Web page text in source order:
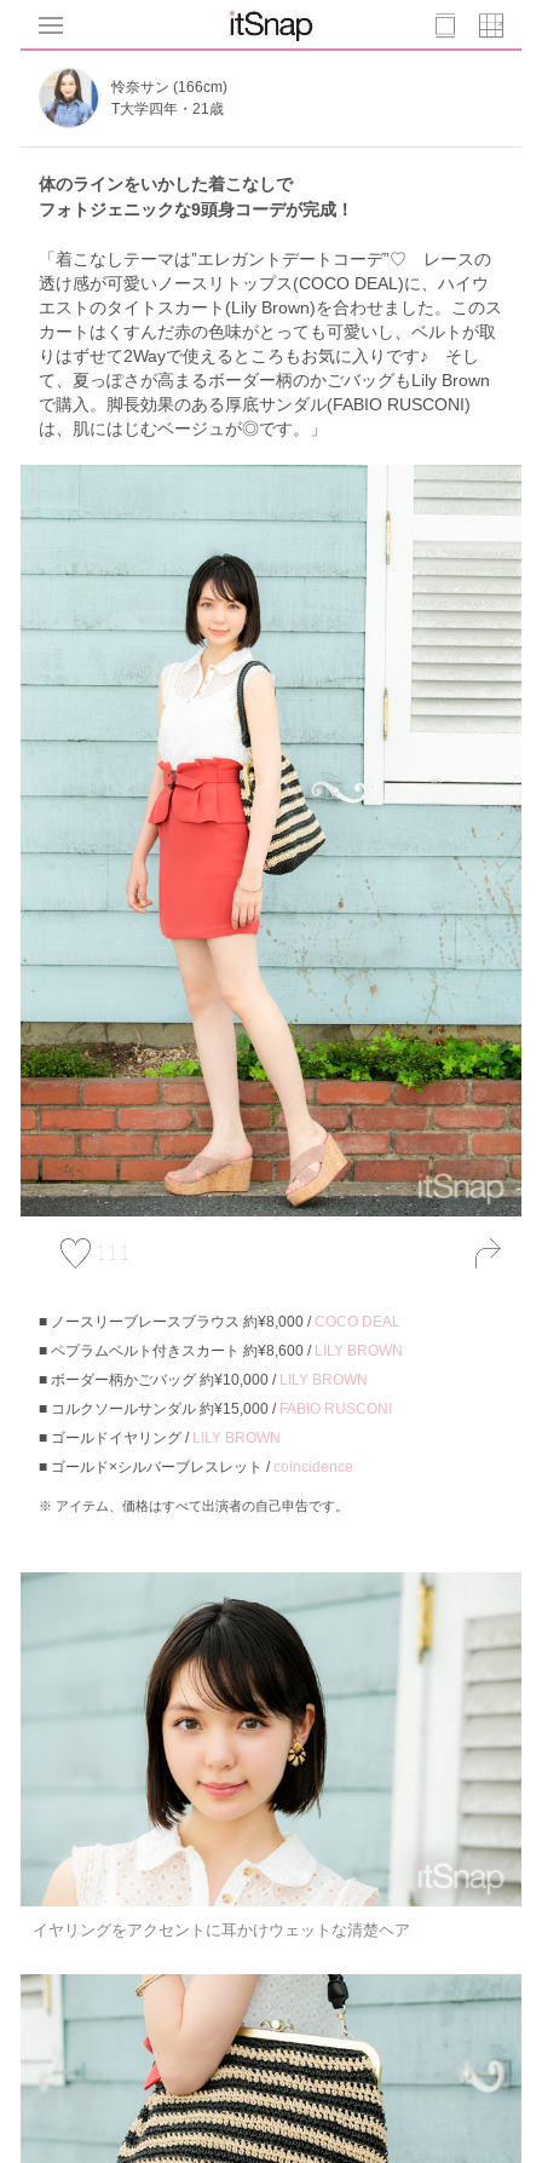
怜奈サン (166cm)
T大学四年・21歳
体のラインをいかした着こなしで
フォトジェニックな9頭身コーデが完成！
「着こなしテーマは”エレガントデートコーデ”♡ レースの
透け感が可愛いノースリトップス(COCO DEAL)に、ハイウ
エストのタイトスカート(Lily Brown)を合わせました。このス
カートはくすんだ赤の色味がとっても可愛いし、ベルトが取
りはずせて2Wayで使えるところもお気に入りです♪ そし
て、夏っぽさが高まるボーダー柄のかごバッグもLily Brown
で購入。脚長効果のある厚底サンダル(FABIO RUSCONI)
は、肌にはじむベージュが◎です。」
111
ノースリーブレースブラウス 約¥8,000 /COCO DEAL
ペプラムベルト付きスカート 約¥8,600 / LILY BROWN
ボーダー柄かごバッグ 約¥10,000 / LILY BROWN
コルクソールサンダル 約¥15,000 / FABIO RUSCONI
ゴールドイヤリング / LILY BROWN
ゴールド×シルバーブレスレット /coincidence
アイテム、価格はすべて出演者の自己申告です。
イヤリングをアクセントに耳かけウェットな清楚ヘア